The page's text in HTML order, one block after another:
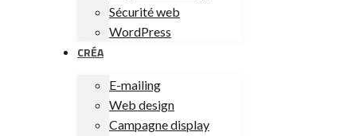
Sécurité web
WordPress
CRÉA
E-mailing
Web design
Campagne display